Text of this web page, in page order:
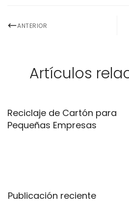
ANTERIOR
Artículos
Reciclaje de Cartón para
Pequeñas Empresas
Publicación reciente